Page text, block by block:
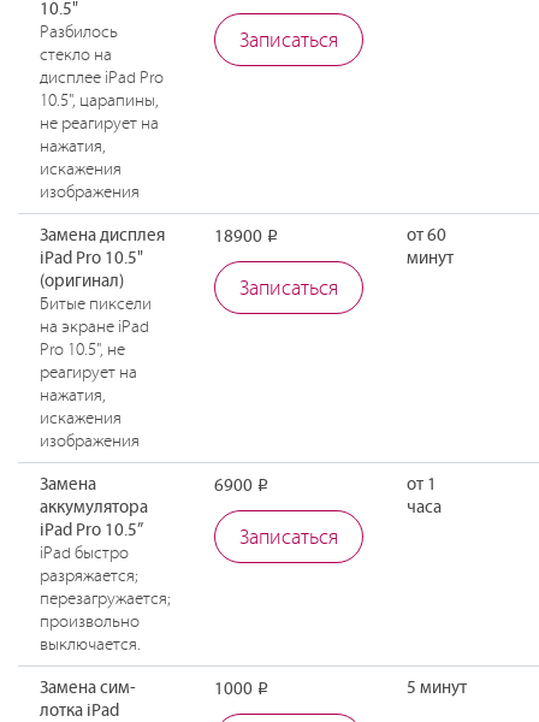
10.5"
Разбилось
стекло на
дисплее iPad Pro
10.5", царапины,
не реагирует на
нажатия,
искажения
изображения
Записаться
Замена дисплея
iPad Pro 10.5"
(оригинал)
Битые пиксели
на экране iPad
Pro 10.5", не
реагирует на
нажатия,
искажения
изображения
18900 Р
Записаться
от 60
минут
Замена
аккумулятора
iPad Pro 10.5”
iPad быстро
разряжается;
перезагружается;
произвольно
выключается.
6900 Р
Записаться
от 1
часа
Замена сим-
лотка iPad
1000 Р 5 минут